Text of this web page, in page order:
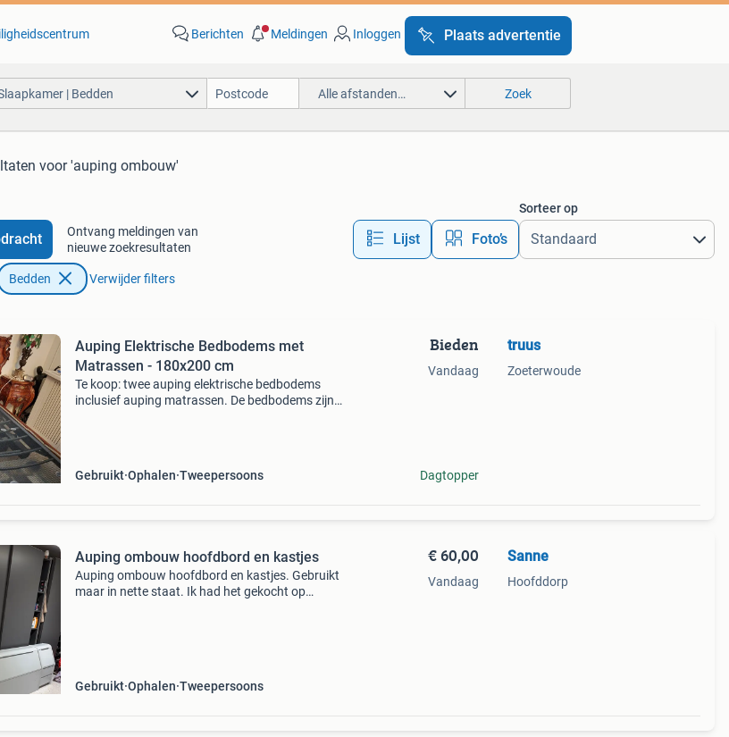
Berichten Meldingen Inloggen Plaats advertentie
| Bedden Alle afstanden… Zoek
voor 'auping ombouw'
Ontvang meldingen van
nieuwe zoekresultaten
Lijst Foto’s
Sorteer op
Bedden Verwijder filters
Auping Elektrische Bedbodems met
Matrassen - 180x200 cm
Te koop: twee auping elektrische bedbodems
inclusief auping matrassen. De bedbodems zijn
Gebruikt Ophalen Tweepersoons
Bieden
Vandaag
Dagtopper
truus
Zoeterwoude
Auping ombouw hoofdbord en kastjes
Auping ombouw hoofdbord en kastjes. Gebruikt
maar in nette staat. Ik had het gekocht op
Gebruikt Ophalen Tweepersoons
€ 60,00
Vandaag
Sanne
Hoofddorp